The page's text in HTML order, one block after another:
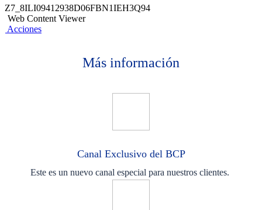
Z7_8ILI09412938D06FBN1IEH3Q94
Web Content Viewer
Acciones
Más información
Canal Exclusivo del BCP
Este es un nuevo canal especial para nuestros clientes.